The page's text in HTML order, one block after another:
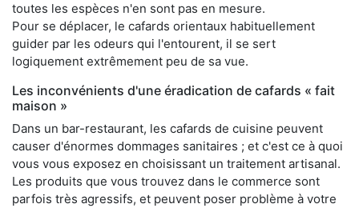
toutes les espèces n'en sont pas en mesure.
Pour se déplacer, le cafards orientaux habituellement
guider par les odeurs qui l'entourent, il se sert
logiquement extrêmement peu de sa vue.
Les inconvénients d'une éradication de cafards « fait
maison »
Dans un bar-restaurant, les cafards de cuisine peuvent
causer d'énormes dommages sanitaires ; et c'est ce à quoi
vous vous exposez en choisissant un traitement artisanal.
Les produits que vous trouvez dans le commerce sont
parfois très agressifs, et peuvent poser problème à votre